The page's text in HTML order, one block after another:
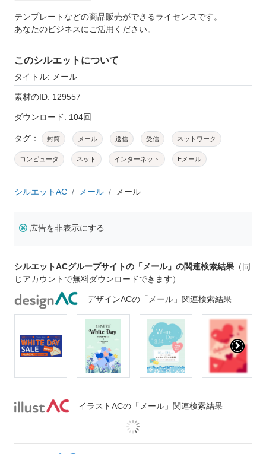
テンプレートなどの商品販売ができるライセンスです。
あなたのビジネスにご活用ください。
このシルエットについて
タイトル: メール
素材のID: 129557
ダウンロード: 104回
タグ： 封筒 メール 送信 受信 ネットワーク
コンピュータ ネット インターネット Eメール
シルエットAC メール メール
広告を非表示にする
シルエットACグループサイトの「メール」の関連検索結果 （同
じアカウントで無料ダウンロードできます）
デザインACの「メール」関連検索結果
イラストACの「メール」関連検索結果